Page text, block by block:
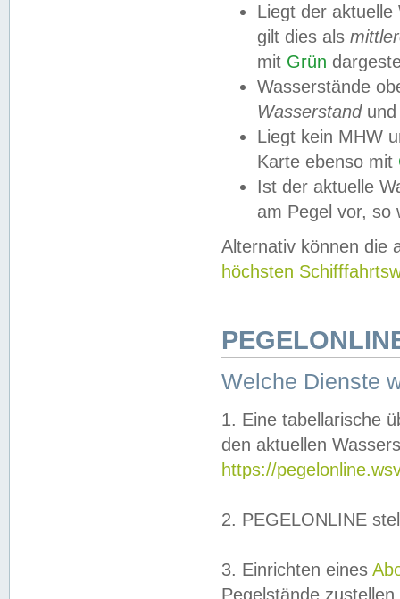
Liegt der
gilt dies als
mit Grün
Wasserstände
Wasserstandund
Liegt kein MHW
Karte ebenso mit
Ist der aktuelle
am Pegel vor,
Alternativ können die
höchsten
Welche Dienste
1. Eine tabellarische
den aktuellen
https://
2. PEGELONLINE
3. Einrichten eines
Pegelstände